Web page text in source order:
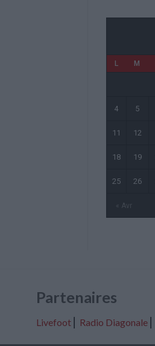
L M
« Avr
4 5
11 12
18 19
25 26
Partenaires
Livefoot⎢ Radio Diagonale⎢